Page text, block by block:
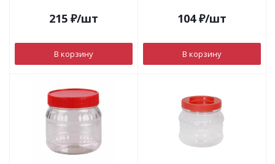
215 ₽/шт
В корзину
104₽/шт
В корзину